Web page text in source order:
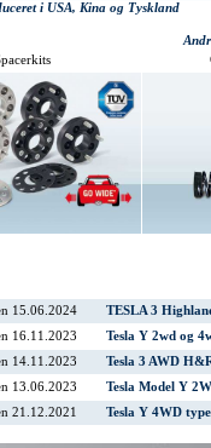
i USA, Kina og Tyskland
15.06.2024
TESLA 3
16.11.2023
Tesla Y 2wd og
14.11.2023
Tesla 3 AWD
13.06.2023
Tesla Model Y
21.12.2021
Tesla Y 4WD